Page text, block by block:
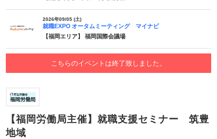
2026年09/05 (土)
就職EXPO オータムミーティング マイナビ
【福岡エリア】 福岡国際会議場
こちらのイベントは終了致しました。
【福岡労働局主催】就職支援セミナー 筑豊
地域